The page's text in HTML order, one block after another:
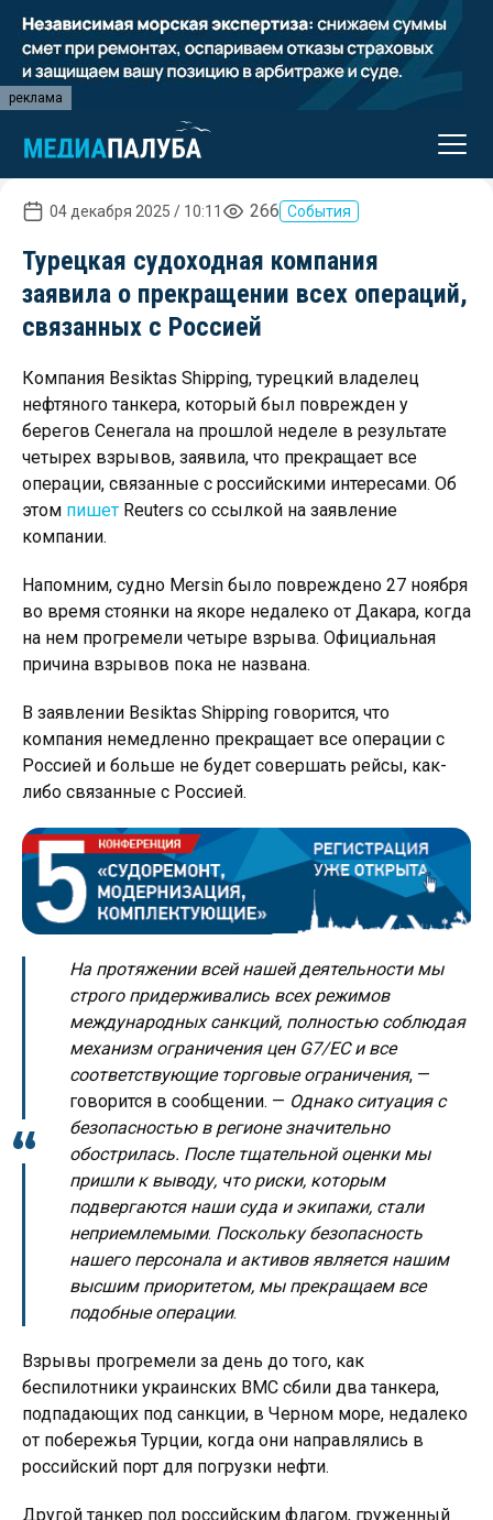
реклама
04 декабря 2025 / 10:11 266 События
Турецкая судоходная компания
заявила о прекращении всех операций,
связанных с Россией
Компания Besiktas Shipping, турецкий владелец
нефтяного танкера, который был поврежден у
берегов Сенегала на прошлой неделе в результате
четырех взрывов, заявила, что прекращает все
операции, связанные с российскими интересами. Об
этом пишет Reuters со ссылкой на заявление
компании.
Напомним, судно Mersin было повреждено 27 ноября
во время стоянки на якоре недалеко от Дакара, когда
на нем прогремели четыре взрыва. Официальная
причина взрывов пока не названа.
В заявлении Besiktas Shipping говорится, что
компания немедленно прекращает все операции с
Россией и больше не будет совершать рейсы, как-
либо связанные с Россией.
На протяжении всей нашей деятельности мы
строго придерживались всех режимов
международных санкций, полностью соблюдая
механизм ограничения цен G7/ЕС и все
соответствующие торговые ограничения, —
говорится в сообщении. — Однако ситуация с
безопасностью в регионе значительно
обострилась. После тщательной оценки мы
пришли к выводу, что риски, которым
подвергаются наши суда и экипажи, стали
неприемлемыми. Поскольку безопасность
нашего персонала и активов является нашим
высшим приоритетом, мы прекращаем все
подобные операции.
Взрывы прогремели за день до того, как
беспилотники украинских ВМС сбили два танкера,
подпадающих под санкции, в Черном море, недалеко
от побережья Турции, когда они направлялись в
российский порт для погрузки нефти.
Другой танкер под российским флагом, груженный